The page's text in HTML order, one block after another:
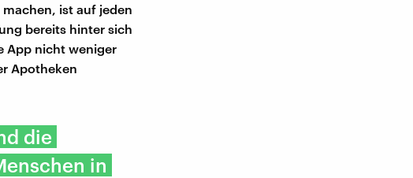
ist auf jeden
bereits hinter sich
App nicht weniger
Apotheken
die
in